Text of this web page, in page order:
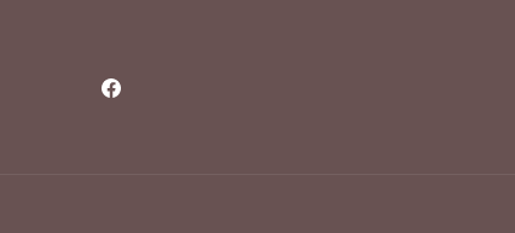
Facebook